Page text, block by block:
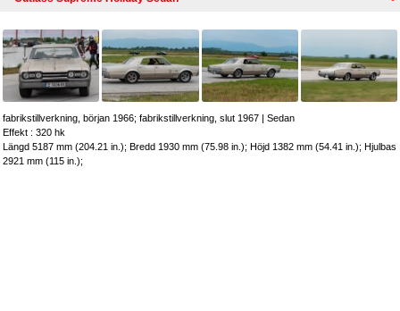
fabrikstillverkning, början 1966; fabrikstillverkning, slut 1967 | Sedan
Effekt : 320 hk
Längd 5187 mm (204.21 in.); Bredd 1930 mm (75.98 in.); Höjd 1382 mm (54.41 in.); Hjulbas
2921 mm (115 in.);